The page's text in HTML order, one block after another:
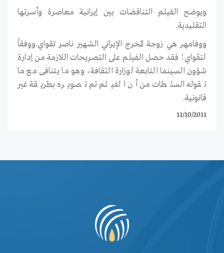
ويوضح الفيلم التناقضات بين إيرانية معاصرة وأسرتها
التقليدية.
ووفامهر هي زوجة المخرج الإيراني الشهير ناصر تقواي.ووفقاً
لتقواي؛ فقد حصل الفيلم على التصريحات اللازمة من إدارة
شؤون السينما التابعة لوزارة الثقافة، وهو ما يتنافى مع ما
تقوله السلطات من أن الفيلم تم تصويره بطريقة غير
قانونية.
11/10/2011